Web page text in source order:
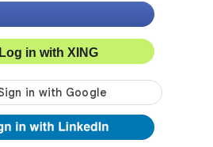
Log in with XING